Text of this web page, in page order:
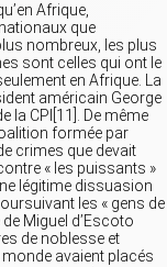
Afrique,
que
nombreux, les plus
sont celles qui ont le
en Afrique. La
américain George
la CPI[11]. De même
formée par
crimes que devait
« les puissants »
légitime dissuasion
les « gens de
Miguel d’Escoto
de noblesse et
avaient placés